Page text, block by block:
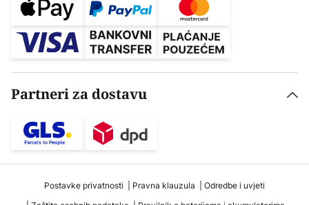
Partneri za dostavu
Postavke privatnosti Pravna klauzula
Odredbe i uvjeti